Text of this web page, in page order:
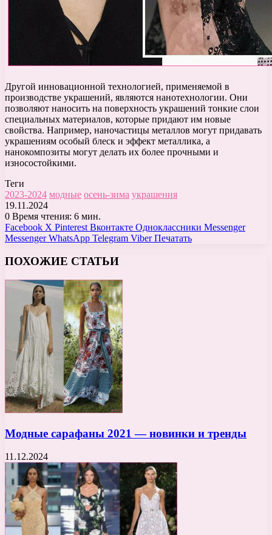
Другой инновационной технологией, применяемой в
производстве украшений, являются нанотехнологии. Они
позволяют наносить на поверхность украшений тонкие слои
специальных материалов, которые придают им новые
свойства. Например, наночастицы металлов могут придавать
украшениям особый блеск и эффект металлика, а
нанокомпозиты могут делать их более прочными и
износостойкими.
Теги
2023-2024 модные осень-зима украшения
19.11.2024
0 Время чтения: 6 мин.
Facebook X Pinterest Вконтакте Одноклассники Messenger
Messenger WhatsApp Telegram Viber Печатать
ПОХОЖИЕ СТАТЬИ
Модные сарафаны 2021 — новинки и тренды
11.12.2024